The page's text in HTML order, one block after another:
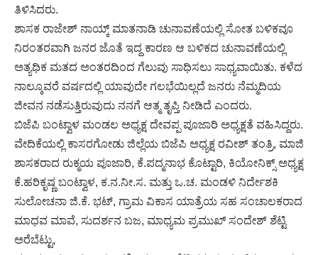
ತಿಳಿಸಿದರು.
ಶಾಸಕ ರಾಜೇಶ್ ನಾಯ್ಕ್ ಮಾತನಾಡಿ ಚುನಾವಣೆಯಲ್ಲಿ ಸೋತ ಬಳಿಕವೂ
ನಿರಂತರವಾಗಿ ಜನರ ಜೊತೆ ಇದ್ದ ಕಾರಣ ಆ ಬಳಿಕದ ಚುನಾವಣೆಯಲ್ಲಿ
ಅತ್ಯಧಿಕ ಮತದ ಅಂತರದಿಂದ ಗೆಲುವು ಸಾಧಿಸಲು ಸಾಧ್ಯವಾಯಿತು. ಕಳೆದ
ನಾಲ್ಕೂವರೆ ವರ್ಷದಲ್ಲಿ ಯಾವುದೇ ಗಲಭೆಯಿಲ್ಲದೆ ಜನರು ನೆಮ್ಮದಿಯ
ಜೀವನ ನಡೆಸುತ್ತಿರುವುದು ನನಗೆ ಆತ್ಮ ತೃಪ್ತಿ ನೀಡಿದೆ ಎಂದರು.
ಬಿಜೆಪಿ ಬಂಟ್ವಾಳ ಮಂಡಲ ಅಧ್ಯಕ್ಷ ದೇವಪ್ಪ ಪೂಜಾರಿ ಅಧ್ಯಕ್ಷತೆ ವಹಿಸಿದ್ದರು.
ವೇದಿಕೆಯಲ್ಲಿ ಕಾಸರಗೋಡು ಜಿಲ್ಲೆಯ ಬಿಜೆಪಿ ಅಧ್ಯಕ್ಷ ರವೀಶ್ ತಂತ್ರಿ, ಮಾಜಿ
ಶಾಸಕರಾದ ರುಕ್ಮಯ ಪೂಜಾರಿ, ಕೆ.ಪದ್ಮನಾಭ ಕೊಟ್ಟಾರಿ, ಕಿಯೋನಿಕ್ಸ್ ಅಧ್ಯಕ್ಷ
ಕೆ.ಹರಿಕೃಷ್ಣ ಬಂಟ್ವಾಳ, ಕ.ನ.ನೀ.ಸ. ಮತ್ತು ಒ.ಚ. ಮಂಡಳಿ ನಿರ್ದೇಶಕಿ
ಸುಲೋಚನಾ ಜಿ.ಕೆ. ಭಟ್, ಗ್ರಾಮ ವಿಕಾಸ ಯಾತ್ರೆಯ ಸಹ ಸಂಚಾಲಕರಾದ
ಮಾಧವ ಮಾವೆ, ಸುದರ್ಶನ ಬಜ, ಮಾಧ್ಯಮ ಪ್ರಮುಖ್ ಸಂದೇಶ್ ಶೆಟ್ಟಿ
ಅರೆಬೆಟ್ಟು,